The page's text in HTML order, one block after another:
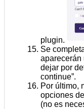
plugin.
Se
aparecerán
dejar por
continue”.
Por último,
opciones
(no es